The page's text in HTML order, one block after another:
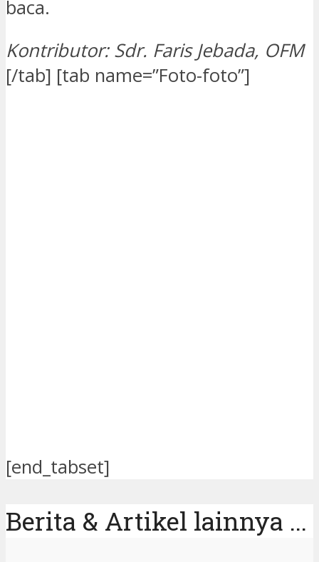
baca.
Kontributor: Sdr. Faris Jebada, OFM
[/tab] [tab name=”Foto-foto”]
[end_tabset]
Berita & Artikel lainnya ...